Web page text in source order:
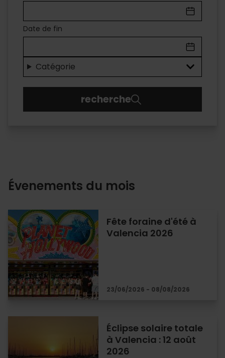
VALÈNCIA
Des
loisirs
pour
tous
Date de fin
Catégorie
recherche
Évenements du mois
Fête foraine d'été à
Valencia 2026
23/06/2026 - 08/08/2026
Éclipse solaire totale
à Valencia : 12 août
2026